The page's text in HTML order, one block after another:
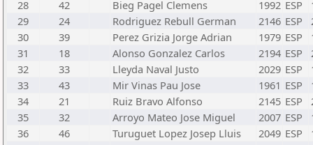
28
42 Bieg Pagel Clemens 1992 ESP
29
24 Rodriguez Rebull German 2146 ESP
30
39 Perez Grizia Jorge Adrian 1979 ESP
31
18 Alonso Gonzalez Carlos 2194 ESP
32
33 Lleyda Naval Justo 2029 ESP
33
43 Mir Vinas Pau Jose 1961 ESP
34
21 Ruiz Bravo Alfonso 2145 ESP
35
32 Arroyo Mateo Jose Miguel 2007 ESP
36
46 Turuguet Lopez Josep Lluis 2049 ESP